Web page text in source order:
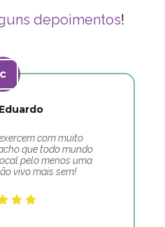
depoimentos!
com muito
que todo mundo
pelo menos uma
vivo mais sem!